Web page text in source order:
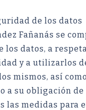
de los datos
Fañanás se
los datos, a
y a utilizarlos
mismos, así
a su obligación
las medidas para